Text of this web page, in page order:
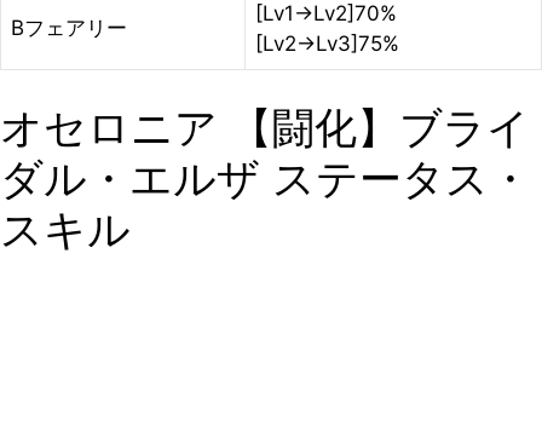
Bフェアリー
[Lv1→Lv2]70%
[Lv2→Lv3]75%
オセロニア 【闘化】ブライ
ダル・エルザ ステータス・
スキル